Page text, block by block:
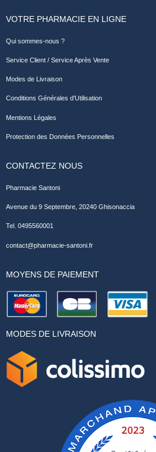
VOTRE PHARMACIE EN LIGNE
Qui sommes-nous ?
Service Client / Service Après Vente
Modes de Livraison
Conditions Générales d'Utilisation
Mentions Légales
Protection des Données Personnelles
CONTACTEZ NOUS
Pharmacie Santoni
Avenue du 9 Septembre, 20240 Ghisonaccia
Tel. 0495560001
contact@pharmacie-santoni.fr
MOYENS DE PAIEMENT
MODES DE LIVRAISON